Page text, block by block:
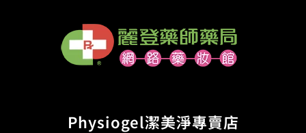
Physiogel潔美淨專賣店